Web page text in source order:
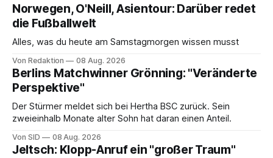
Norwegen, O'Neill, Asientour: Darüber redet
die Fußballwelt
Alles, was du heute am Samstagmorgen wissen musst
Von Redaktion 08 Aug. 2026
Berlins Matchwinner Grönning: "Veränderte
Perspektive"
Der Stürmer meldet sich bei Hertha BSC zurück. Sein
zweieinhalb Monate alter Sohn hat daran einen Anteil.
Von SID 08 Aug. 2026
Jeltsch: Klopp-Anruf ein "großer Traum"